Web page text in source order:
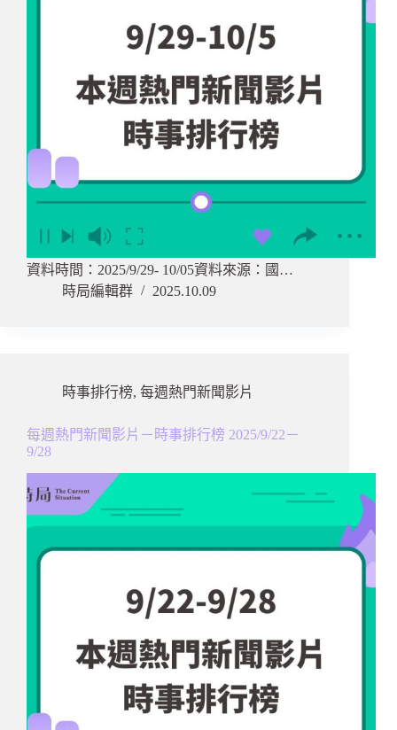
資料時間：2025/9/29- 10/05資料來源：國…
時局編輯群
2025.10.09
時事排行榜, 每週熱門新聞影片
每週熱門新聞影片－時事排行榜 2025/9/22－
9/28